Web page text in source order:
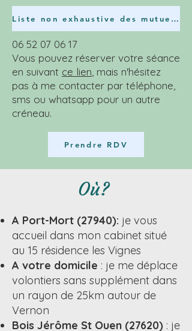
Liste non exhaustive des mutuelles
06 52 07 06 17
Vous pouvez réserver votre séance
en suivant ce lien , mais n'hésitez
pas à me contacter par téléphone,
sms ou whatsapp pour un autre
créneau.
Prendre RDV
Où?
A Port-Mort (27940): je vous
accueil dans mon cabinet situé
au 15 résidence les Vignes
A votre domicile : je me déplace
volontiers sans supplément dans
un rayon de 25km autour de
Vernon
Bois Jérôme St Ouen (27620) : je